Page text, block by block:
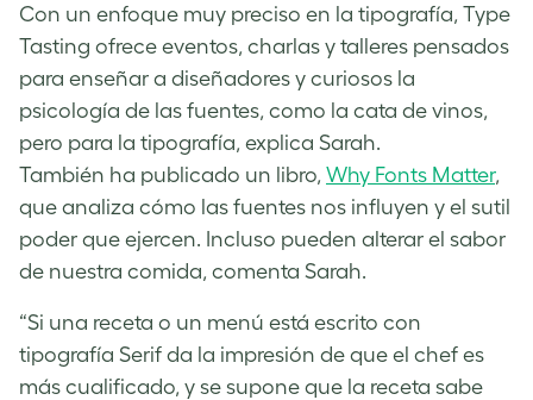
Con un enfoque muy preciso en la tipografía, Type
Tasting ofrece eventos, charlas y talleres pensados
para enseñar a diseñadores y curiosos la
psicología de las fuentes, como la cata de vinos,
pero para la tipografía, explica Sarah.
También ha publicado un libro, Why Fonts Matter,
que analiza cómo las fuentes nos influyen y el sutil
poder que ejercen. Incluso pueden alterar el sabor
de nuestra comida, comenta Sarah.
“Si una receta o un menú está escrito con
tipografía Serif da la impresión de que el chef es
más cualificado, y se supone que la receta sabe